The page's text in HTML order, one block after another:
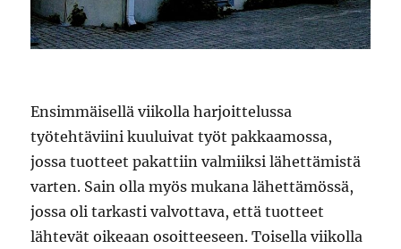
Ensimmäisellä viikolla harjoittelussa
työtehtäviini kuuluivat työt pakkaamossa,
jossa tuotteet pakattiin valmiiksi lähettämistä
varten. Sain olla myös mukana lähettämössä,
jossa oli tarkasti valvottava, että tuotteet
lähtevät oikeaan osoitteeseen. Toisella viikolla